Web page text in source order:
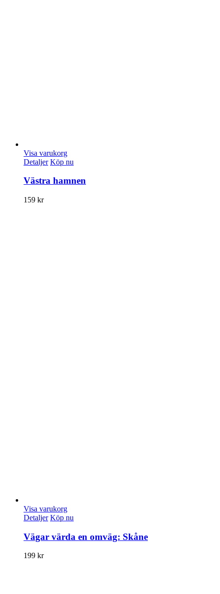
Visa varukorg
Detaljer Köp nu
Västra hamnen
159 kr
Visa varukorg
Detaljer Köp nu
Vägar värda en omväg: Skåne
199 kr